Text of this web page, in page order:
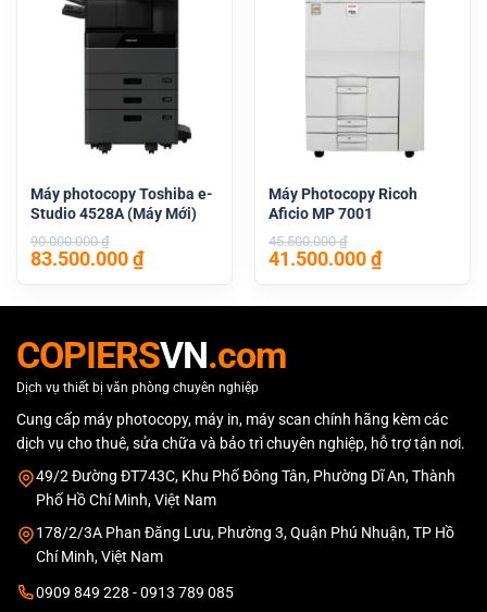
Máy photocopy Toshiba e-
Studio 4528A (Máy Mới)
90.000.000₫
Giá
83.500.000₫Giá
hiện
Máy Photocopy Ricoh
Aficio MP 7001
45.500.000₫
Giá
41.500.000₫Giá
hiện
COPIERSVN.com
Dịch vụ thiết bị văn phòng chuyên nghiệp
Cung cấp máy photocopy, máy in, máy scan chính hãng kèm các
dịch vụ cho thuê, sửa chữa và bảo trì chuyên nghiệp, hỗ trợ tận nơi.
49/2 Đường ĐT743C, Khu Phố Đông Tân, Phường Dĩ An, Thành
Phố Hồ Chí Minh, Việt Nam
178/2/3A Phan Đăng Lưu, Phường 3, Quận Phú Nhuận, TP Hồ
Chí Minh, Việt Nam
0909 849 228 - 0913 789 085